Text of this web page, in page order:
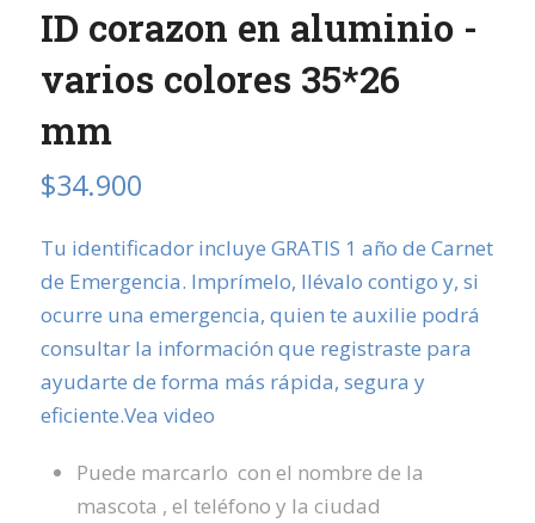
ID corazon en aluminio -
varios colores 35*26
mm
$34.900
Tu identificador incluye GRATIS 1 año de Carnet
de Emergencia. Imprímelo, llévalo contigo y, si
ocurre una emergencia, quien te auxilie podrá
consultar la información que registraste para
ayudarte de forma más rápida, segura y
eficiente.Vea video
Puede marcarlo con el nombre de la
mascota , el teléfono y la ciudad